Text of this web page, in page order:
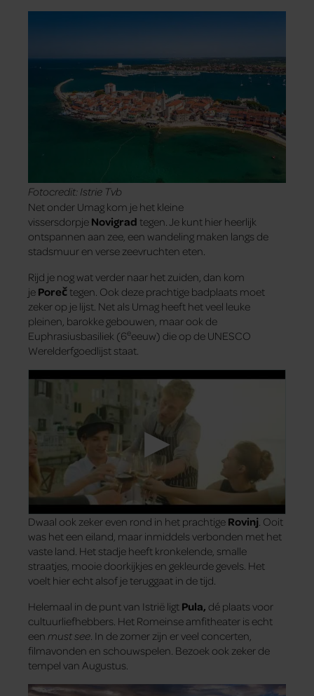
Fotocredit: Istrie Tvb
Net onder Umag kom je het kleine
vissersdorpje Novigrad tegen. Je kunt hier heerlijk
ontspannen aan zee, een wandeling maken langs de
stadsmuur en verse zeevruchten eten.
Rijd je nog wat verder naar het zuiden, dan kom
je Poreč tegen. Ook deze prachtige badplaats moet
zeker op je lijst. Net als Umag heeft het veel leuke
pleinen, barokke gebouwen, maar ook de
Euphrasiusbasiliek (6eeeuw) die op de UNESCO
Werelderfgoedlijst staat.
Dwaal ook zeker even rond in het prachtige Rovinj. Ooit
was het een eiland, maar inmiddels verbonden met het
vaste land. Het stadje heeft kronkelende, smalle
straatjes, mooie doorkijkjes en gekleurde gevels. Het
voelt hier echt alsof je teruggaat in de tijd.
Helemaal in de punt van Istrië ligt Pula, dé plaats voor
cultuurliefhebbers. Het Romeinse amfitheater is echt
een must see. In de zomer zijn er veel concerten,
filmavonden en schouwspelen. Bezoek ook zeker de
tempel van Augustus.